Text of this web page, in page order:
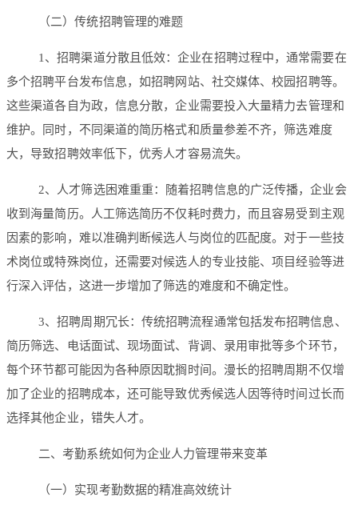
（二）传统招聘管理的难题
1、招聘渠道分散且低效：企业在招聘过程中，通常需要在
多个招聘平台发布信息，如招聘网站、社交媒体、校园招聘等。
这些渠道各自为政，信息分散，企业需要投入大量精力去管理和
维护。同时，不同渠道的简历格式和质量参差不齐，筛选难度
大，导致招聘效率低下，优秀人才容易流失。
2、人才筛选困难重重：随着招聘信息的广泛传播，企业会
收到海量简历。人工筛选简历不仅耗时费力，而且容易受到主观
因素的影响，难以准确判断候选人与岗位的匹配度。对于一些技
术岗位或特殊岗位，还需要对候选人的专业技能、项目经验等进
行深入评估，这进一步增加了筛选的难度和不确定性。
3、招聘周期冗长：传统招聘流程通常包括发布招聘信息、
简历筛选、电话面试、现场面试、背调、录用审批等多个环节，
每个环节都可能因为各种原因耽搁时间。漫长的招聘周期不仅增
加了企业的招聘成本，还可能导致优秀候选人因等待时间过长而
选择其他企业，错失人才。
二、考勤系统如何为企业人力管理带来变革
（一）实现考勤数据的精准高效统计